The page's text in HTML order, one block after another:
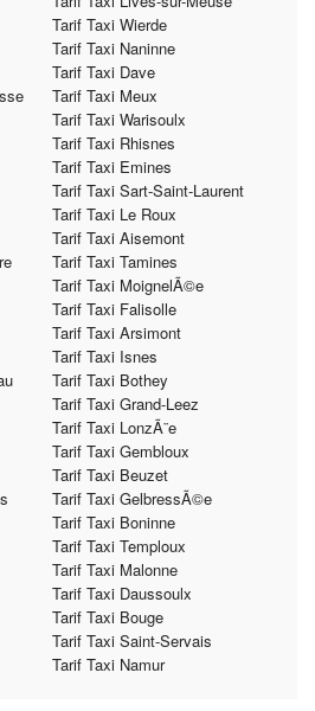
Tarif Taxi Wierde
Tarif Taxi Naninne
Tarif Taxi Dave
Tarif Taxi Meux
Tarif Taxi Warisoulx
Tarif Taxi Rhisnes
Tarif Taxi Emines
Tarif Taxi Sart-Saint-Laurent
Tarif Taxi Le Roux
Tarif Taxi Aisemont
Tarif Taxi Tamines
Tarif Taxi MoignelÃ©e
Tarif Taxi Falisolle
Tarif Taxi Arsimont
Tarif Taxi Isnes
Tarif Taxi Bothey
Tarif Taxi Grand-Leez
Tarif Taxi LonzÃ¨e
Tarif Taxi Gembloux
Tarif Taxi Beuzet
Tarif Taxi GelbressÃ©e
Tarif Taxi Boninne
Tarif Taxi Temploux
Tarif Taxi Malonne
Tarif Taxi Daussoulx
Tarif Taxi Bouge
Tarif Taxi Saint-Servais
Tarif Taxi Namur